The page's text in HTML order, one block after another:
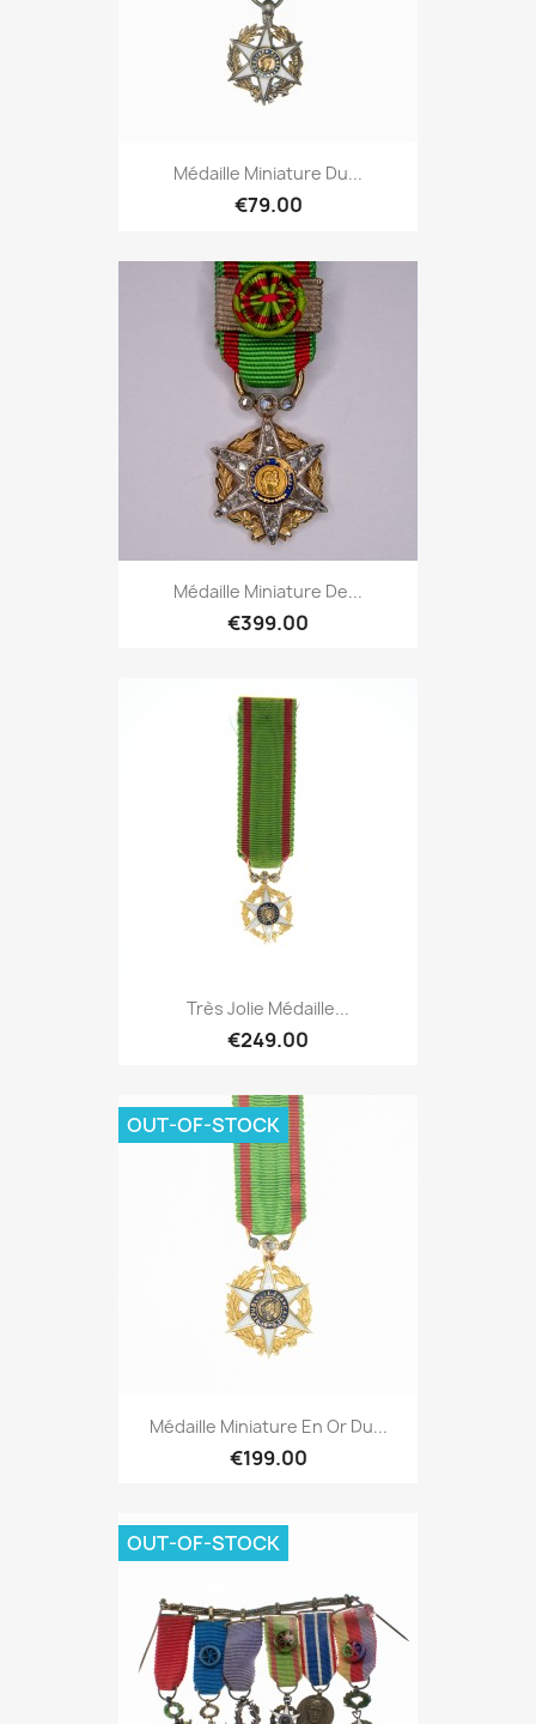
Médaille Miniature Du...
€79.00
Médaille Miniature De...
€399.00
Très Jolie Médaille...
€249.00
Médaille Miniature En Or Du...
€199.00
OUT-OF-STOCK
OUT-OF-STOCK